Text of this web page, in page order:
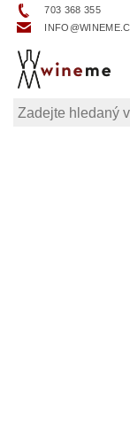
703 368 355